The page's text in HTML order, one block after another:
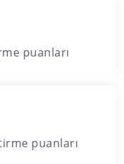
puanları
puanları